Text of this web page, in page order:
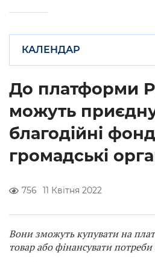
КАЛЕНДАР
До платформи
можуть
благодійні
громадські
756 11 Квітня 2022
Вони зможуть купувати на
товар або фінансувати